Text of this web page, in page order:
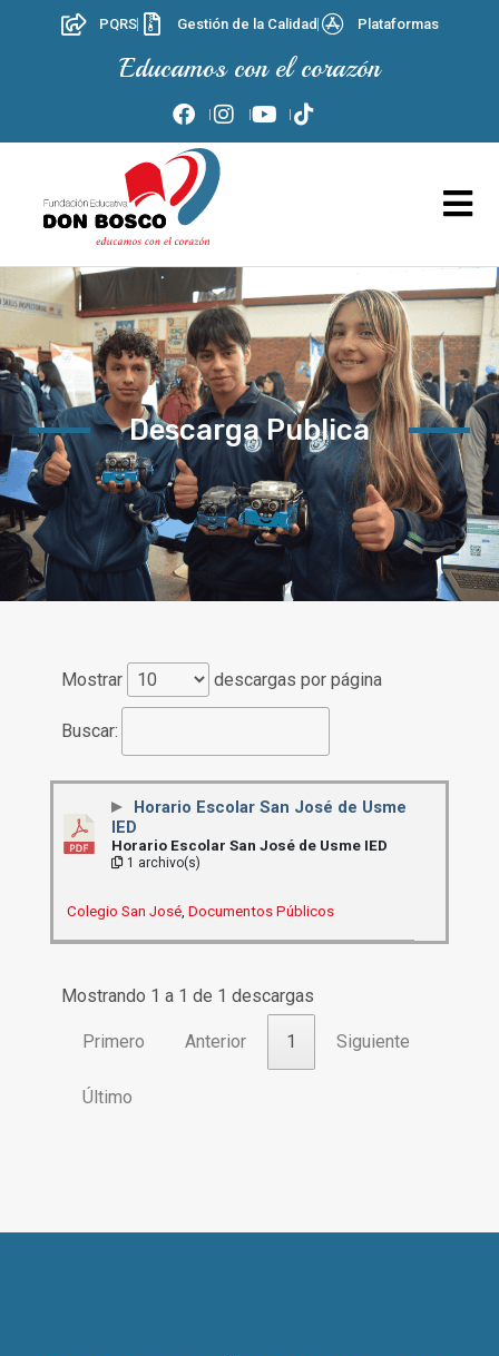
PQRS Gestión de la Calidad Plataformas
Educamos con el corazón
Descarga Publica
Mostrar descargas por página
Buscar:
Horario Escolar San José de Usme
IED
Horario Escolar San José de Usme IED
1 archivo(s)
Colegio San José Documentos Públicos
Mostrando 1 a 1 de 1 descargas
Primero Anterior 1 Siguiente
Último